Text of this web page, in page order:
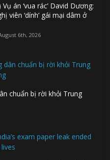
án ‘vua rác’ David Dương:
viên ‘dính’ gái mại dâm ở
6th, 2026
chuẩn bị rời khỏi Trung